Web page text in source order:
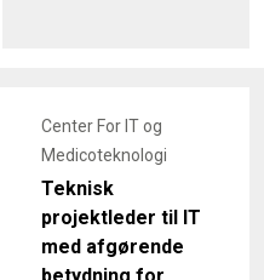
Center For IT og
Medicoteknologi
Teknisk
projektleder til IT
med afgørende